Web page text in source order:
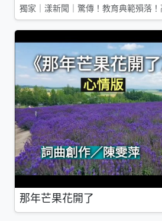
獨家｜漾新聞｜驚傳！教育典範殞落
那年芒果花開了